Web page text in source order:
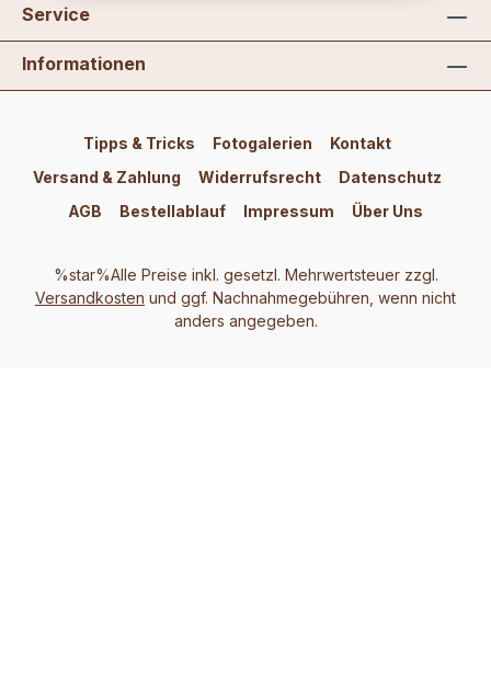
Service
Informationen
Tipps & Tricks Fotogalerien
Kontakt
Versand & Zahlung
Widerrufsrecht
Datenschutz
AGB
Bestellablauf Impressum Über Uns
%star%Alle Preise inkl. gesetzl. Mehrwertsteuer zzgl.
Versandkosten und ggf. Nachnahmegebühren, wenn nicht
anders angegeben.